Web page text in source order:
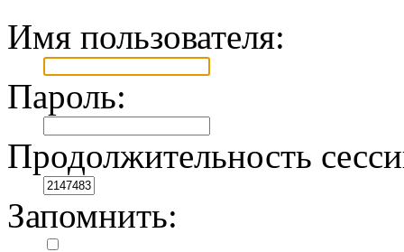
Имя пользователя:
Пароль:
Продолжительность
Запомнить: